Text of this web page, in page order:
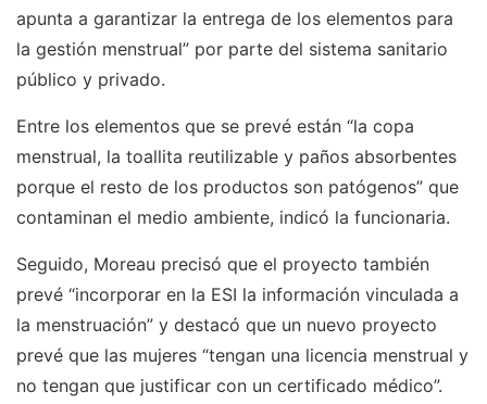
apunta a garantizar la entrega de los elementos para
la gestión menstrual” por parte del sistema sanitario
público y privado.
Entre los elementos que se prevé están “la copa
menstrual, la toallita reutilizable y paños absorbentes
porque el resto de los productos son patógenos” que
contaminan el medio ambiente, indicó la funcionaria.
Seguido, Moreau precisó que el proyecto también
prevé “incorporar en la ESI la información vinculada a
la menstruación” y destacó que un nuevo proyecto
prevé que las mujeres “tengan una licencia menstrual y
no tengan que justificar con un certificado médico”.